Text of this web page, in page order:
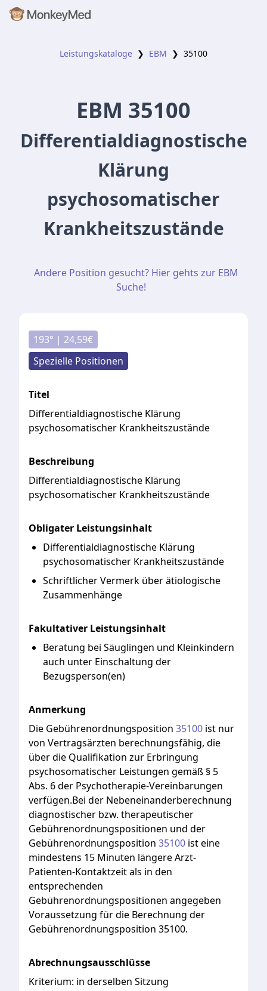
Leistungskataloge ❯ EBM ❯ 35100
EBM 35100
Differentialdiagnostische
Klärung
psychosomatischer
Krankheitszustände
Andere Position gesucht? Hier gehts zur EBM
Suche!
193° | 24,59€
Spezielle Positionen
Titel
Differentialdiagnostische Klärung
psychosomatischer Krankheitszustände
Beschreibung
Differentialdiagnostische Klärung
psychosomatischer Krankheitszustände
Obligater Leistungsinhalt
Differentialdiagnostische Klärung
psychosomatischer Krankheitszustände
Schriftlicher Vermerk über ätiologische
Zusammenhänge
Fakultativer Leistungsinhalt
Beratung bei Säuglingen und Kleinkindern
auch unter Einschaltung der
Bezugsperson(en)
Anmerkung
Die Gebührenordnungsposition 35100 ist nur
von Vertragsärzten berechnungsfähig, die
überdie Qualifikation zur Erbringung
psychosomatischer Leistungen gemäß § 5
Abs. 6der Psychotherapie-Vereinbarungen
verfügen.Bei der Nebeneinanderberechnung
diagnostischer bzw. therapeutischer
Gebührenordnungspositionen und der
Gebührenordnungsposition 35100 isteine
mindestens 15 Minuten längereArzt-
Patienten-Kontaktzeitals in den
entsprechenden
Gebührenordnungspositionen angegeben
Voraussetzung fürdie Berechnung der
Gebührenordnungsposition 35100.
Abrechnungsausschlüsse
Kriterium: in derselben Sitzung